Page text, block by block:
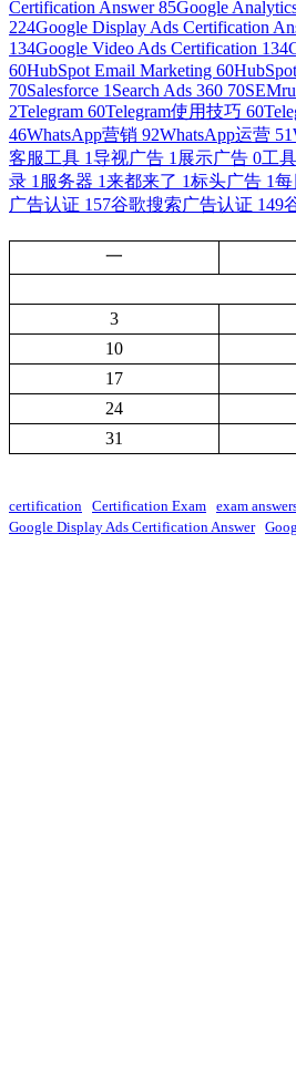
Certification Answer85Google
224Google Display Ads Certification
134Google Video Ads Certification 134
60HubSpot Email Marketing 60
70Salesforce 1 Search Ads 360 70
2Telegram 60Telegram使用技巧 60
46WhatsApp营销 92WhatsApp运营 51
客服工具 1导视广告 1 展示广告 0工
录 1 服务器 1来都来了 1标头广告 1每
广告认证 157谷歌搜索广告认证 149
一
3
10
17
24
31
certification Certification Exam exam
Google Display Ads Certification Answer